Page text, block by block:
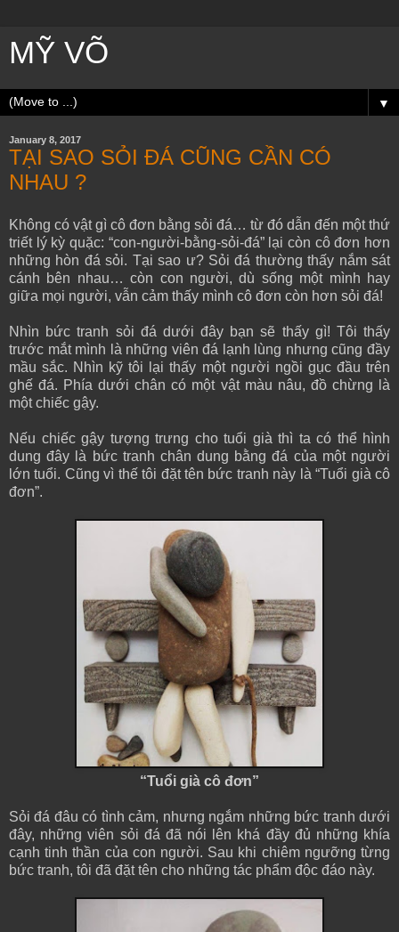
MỸ VÕ
▼
January 8, 2017
TẠI SAO SỎI ĐÁ CŨNG CẦN CÓ
NHAU ?
Không có vật gì cô đơn bằng sỏi đá… từ đó dẫn đến một thứ
triết lý kỳ quặc: “con-người-bằng-sỏi-đá” lại còn cô đơn hơn
những hòn đá sỏi. Tại sao ư? Sỏi đá thường thấy nắm sát
cánh bên nhau… còn con người, dù sống một mình hay
giữa mọi người, vẫn cảm thấy mình cô đơn còn hơn sỏi đá!
Nhìn bức tranh sỏi đá dưới đây bạn sẽ thấy gì! Tôi thấy
trước mắt mình là những viên đá lạnh lùng nhưng cũng đầy
mầu sắc. Nhìn kỹ tôi lại thấy một người ngồi gục đầu trên
ghế đá. Phía dưới chân có một vật màu nâu, đồ chừng là
một chiếc gậy.
Nếu chiếc gậy tượng trưng cho tuổi già thì ta có thể hình
dung đây là bức tranh chân dung bằng đá của một người
lớn tuổi. Cũng vì thế tôi đặt tên bức tranh này là “Tuổi già cô
đơn”.
“Tuổi già cô đơn”
Sỏi đá đâu có tình cảm, nhưng ngắm những bức tranh dưới
đây, những viên sỏi đá đã nói lên khá đầy đủ những khía
cạnh tinh thần của con người. Sau khi chiêm ngưỡng từng
bức tranh, tôi đã đặt tên cho những tác phẩm độc đáo này.